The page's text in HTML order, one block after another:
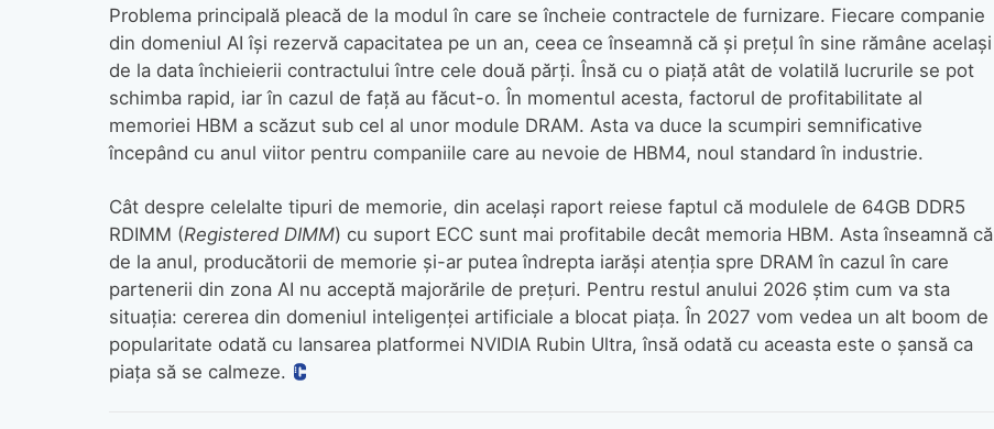
Problema principală pleacă de la modul în care se încheie contractele de furnizare. Fiecare companie
din domeniul AI își rezervă capacitatea pe un an, ceea ce înseamnă că și prețul în sine rămâne același
de la data închieierii contractului între cele două părți. Însă cu o piață atât de volatilă lucrurile se pot
schimba rapid, iar în cazul de față au făcut-o. În momentul acesta, factorul de profitabilitate al
memoriei HBM a scăzut sub cel al unor module DRAM. Asta va duce la scumpiri semnificative
începând cu anul viitor pentru companiile care au nevoie de HBM4, noul standard în industrie.
Cât despre celelalte tipuri de memorie, din același raport reiese faptul că modulele de 64GB DDR5
RDIMM (Registered DIMM) cu suport ECC sunt mai profitabile decât memoria HBM. Asta înseamnă că
de la anul, producătorii de memorie și-ar putea îndrepta iarăși atenția spre DRAM în cazul în care
partenerii din zona AI nu acceptă majorările de prețuri. Pentru restul anului 2026 știm cum va sta
situația: cererea din domeniul inteligenței artificiale a blocat piața. În 2027 vom vedea un alt boom de
popularitate odată cu lansarea platformei NVIDIA Rubin Ultra, însă odată cu aceasta este o șansă ca
piața să se calmeze.